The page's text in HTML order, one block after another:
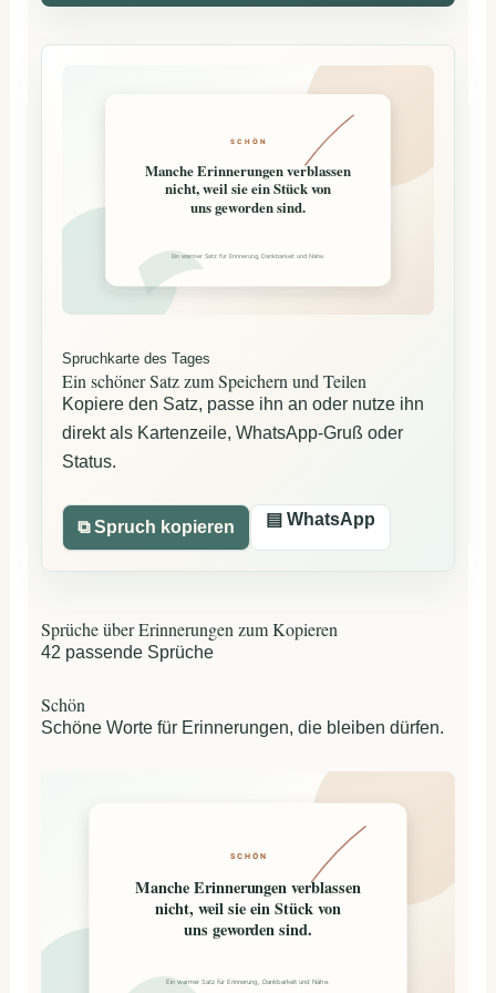
SCHÖN
Manche Erinnerungen verblassen
nicht, weil sie ein Stück von
uns geworden sind.
Ein warmer Satz für Erinnerung, Dankbarkeit und Nähe.
Spruchkarte des Tages
Ein schöner Satz zum Speichern und Teilen
Kopiere den Satz, passe ihn an oder nutze ihn
direkt als Kartenzeile, WhatsApp-Gruß oder
Status.
⧉ Spruch kopieren ▤ WhatsApp
Sprüche über Erinnerungen zum Kopieren
42 passende Sprüche
Schön
Schöne Worte für Erinnerungen, die bleiben dürfen.
SCHÖN
Manche Erinnerungen verblassen
nicht, weil sie ein Stück von
uns geworden sind.
Ein warmer Satz für Erinnerung, Dankbarkeit und Nähe.